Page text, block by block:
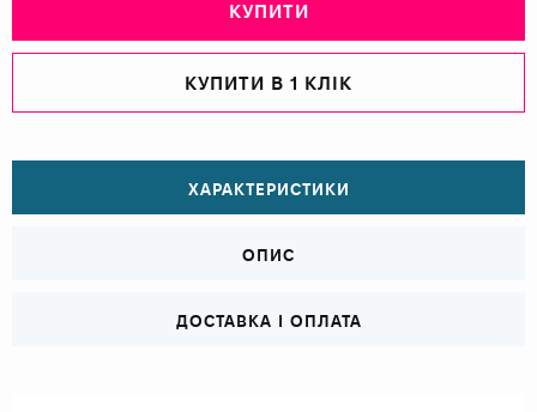
КУПИТИ
КУПИТИ В 1 КЛІК
ХАРАКТЕРИСТИКИ
ОПИС
ДОСТАВКА І ОПЛАТА